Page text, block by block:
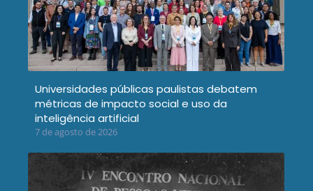
Universidades públicas paulistas debatem
métricas de impacto social e uso da
inteligência artificial
7 de agosto de 2026